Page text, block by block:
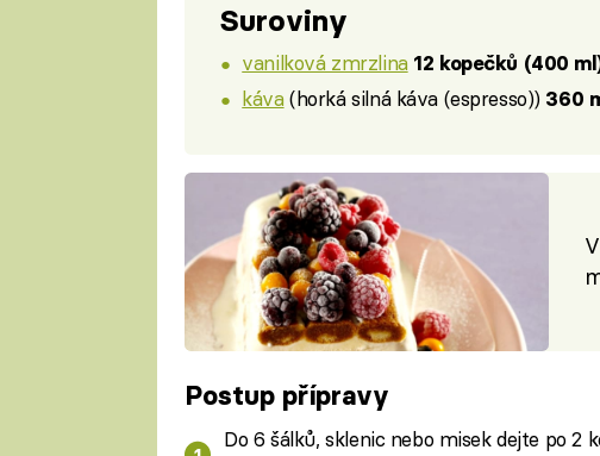
Suroviny
vanilková zmrzlina 12 kopečků (400
káva(horká silná káva (espresso)) 360
Postup přípravy
Do 6 šálků, sklenic nebo misek dejte po 2